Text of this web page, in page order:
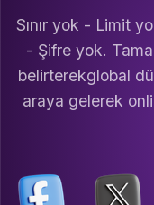
Sınır yok - Limit
- Şifre yok.
belirterekglobal
araya gelerek